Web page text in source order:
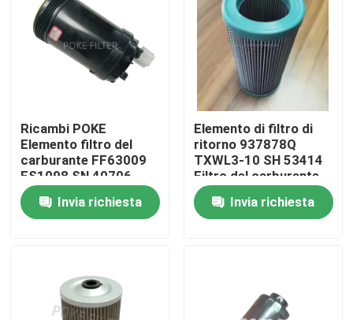
Prodotti
Video
Giro della fabbrica
Ricambi POKE
Elemento filtro del
carburante FF63009
FS1098 SN 40706
Invia richiesta
Elemento di filtro di
ritorno 937878Q
TXWL3-10 SH 53414
Filtro del carburante
dell'olio di escavatore
Invia richiesta